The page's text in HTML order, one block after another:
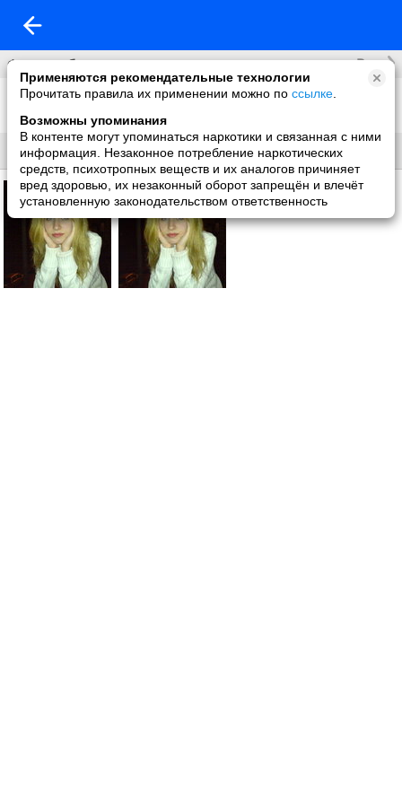
Применяются рекомендательные технологии
Прочитать правила их применении можно по ссылке
Возможны упоминания
В контенте могут упоминаться наркотики и связанная с ними
информация. Незаконное потребление наркотических
средств, психотропных веществ и их аналогов причиняет
вред здоровью, их незаконный оборот запрещён и влечёт
установленную законодательством ответственность
Фотоальбомы Все
Фото со мной
Без названия